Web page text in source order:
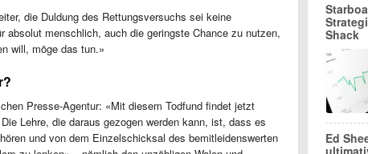
die Duldung des Rettungsversuchs sei keine
menschlich, auch die geringste Chance zu nutzen,
will, möge das tun.»
Presse-Agentur: «Mit diesem Todfund findet jetzt
Lehre, die daraus gezogen werden kann, ist, dass es
und von dem Einzelschicksal des bemitleidenswerten
Shack
Ed